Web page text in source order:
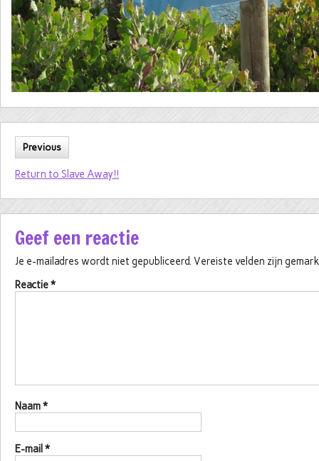
Previous
Return to Slave Away!!
Geef een reactie
Je e-mailadres wordt niet gepubliceerd. Vereiste velden zijn
Reactie*
Naam*
E-mail *